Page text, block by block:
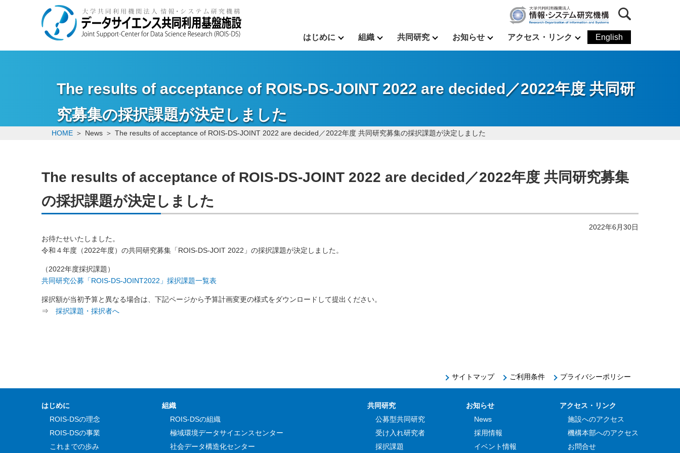
はじめに 組織 共同研究 お知らせ アクセス・リンク English
The results of acceptance of ROIS-DS-JOINT 2022 are decided／2022年度 共同研
究募集の採択課題が決定しました
HOME News The results of acceptance of ROIS-DS-JOINT 2022 are decided／2022年度 共同研究募集の採択課題が決定しました
The results of acceptance of ROIS-DS-JOINT 2022 are decided／2022年度 共同研究募集
の採択課題が決定しました
2022年6月30日
お待たせいたしました。
令和４年度（2022年度）の共同研究募集「ROIS-DS-JOIT 2022」の採択課題が決定しました。
（2022年度採択課題）
共同研究公募「ROIS-DS-JOINT2022」採択課題一覧表
採択額が当初予算と異なる場合は、下記ページから予算計画変更の様式をダウンロードして提出ください。
⇒ 採択課題・採択者へ
サイトマップ ご利用条件 プライバシーポリシー
はじめに
ROIS-DSの理念
ROIS-DSの事業
これまでの歩み
組織
ROIS-DSの組織
極域環境データサイエンスセンター
社会データ構造化センター
共同研究
公募型共同研究
受け入れ研究者
採択課題
お知らせ
News
採用情報
イベント情報
アクセス・リンク
施設へのアクセス
機構本部へのアクセス
お問合せ